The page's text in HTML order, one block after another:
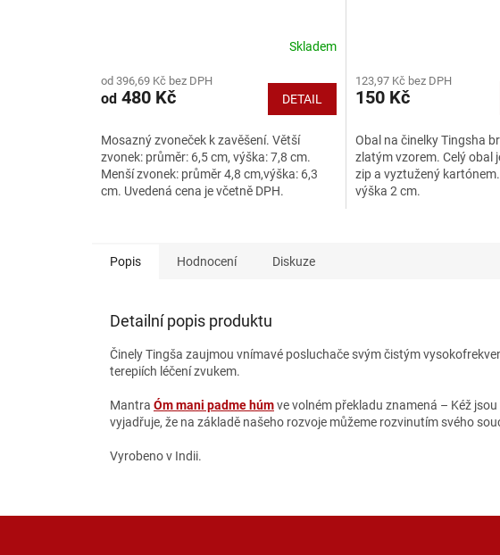
produktu
je
z
hvězdiček.
Skladem
od 396,69 Kč bez DPH
od 480 Kč DETAIL
Mosazný zvoneček k zavěšení. Větší
zvonek: průměr: 6,5 cm, výška: 7,8 cm.
Menší zvonek: průměr 4,8 cm,výška: 6,3
cm. Uvedená cena je včetně DPH.
123,97 Kč bez DPH
150 Kč
Obal na činelky Tingsha
zlatým vzorem. Celý obal
zip a vyztužený
výška 2 cm.
Popis Hodnocení Diskuze
Detailní popis produktu
Činely Tingša zaujmou vnímavé posluchače svým čistým
terepiích léčení zvukem.
Mantra Óm mani padme húmve volném překladu znamená – Kéž
vyjadřuje, že na základě našeho rozvoje můžeme rozvinutím svého
Vyrobeno v Indii.